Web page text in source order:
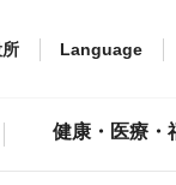
Language
健康・医療・